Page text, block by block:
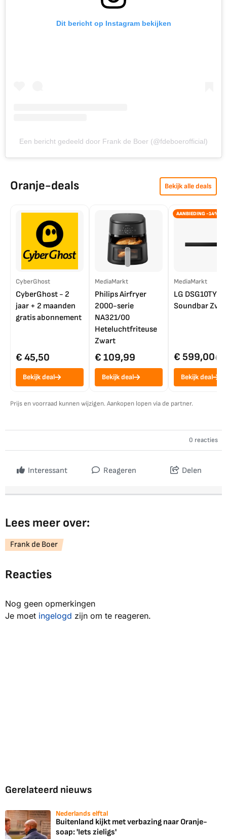
Dit bericht op Instagram bekijken
Een bericht gedeeld door Frank de Boer (@fdeboerofficial)
Oranje-deals Bekijk alle deals
CyberGhost
CyberGhost - 2
jaar + 2 maanden
gratis abonnement
€ 45,50
Bekijk deal
MediaMarkt
Philips Airfryer
2000-serie
NA321/00
Heteluchtfriteuse
Zwart
€ 109,99
Bekijk deal
AANBIEDING -14%
MediaMarkt
LG DSG10TY
Soundbar
€ 599,00€
Bekijk deal
Prijs en voorraad kunnen wijzigen. Aankopen lopen via de partner.
0 reacties
Interessant Reageren Delen
Lees meer over:
Frank de Boer
Reacties
Nog geen opmerkingen
Je moet ingelogd zijn om te reageren.
Gerelateerd nieuws
Nederlands elftal
Buitenland kijkt met verbazing naar Oranje-
soap: 'Iets zieligs'